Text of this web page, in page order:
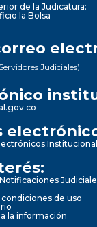
de la Judicatura:
la Bolsa
Judiciales)
de uso
la información